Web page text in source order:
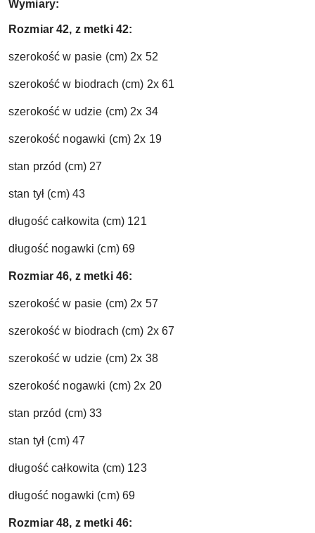
Wymiary:
Rozmiar 42, z metki 42:
szerokość w pasie (cm) 2x 52
szerokość w biodrach (cm) 2x 61
szerokość w udzie (cm) 2x 34
szerokość nogawki (cm) 2x 19
stan przód (cm) 27
stan tył (cm) 43
długość całkowita (cm) 121
długość nogawki (cm) 69
Rozmiar 46, z metki 46:
szerokość w pasie (cm) 2x 57
szerokość w biodrach (cm) 2x 67
szerokość w udzie (cm) 2x 38
szerokość nogawki (cm) 2x 20
stan przód (cm) 33
stan tył (cm) 47
długość całkowita (cm) 123
długość nogawki (cm) 69
Rozmiar 48, z metki 46: